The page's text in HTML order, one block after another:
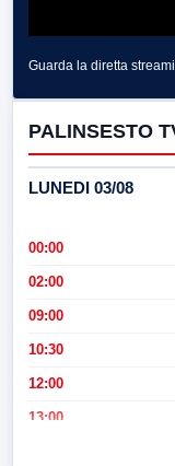
Guarda la diretta
PALINSESTO
LUNEDI 03/08
00:00
02:00
09:00
10:30
12:00
13:00